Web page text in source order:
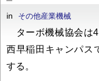
in その他産業機械
ターボ機械協会は
西早稲田キャンパス
する。